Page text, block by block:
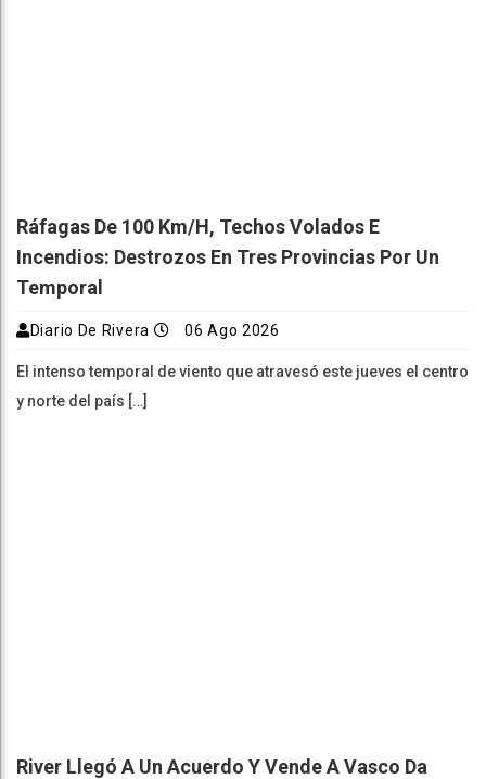
Ráfagas De 100 Km/h, Techos Volados E
Incendios: Destrozos En Tres Provincias Por Un
Temporal
Diario De Rivera 06 Ago 2026
El intenso temporal de viento que atravesó este jueves el centro
y norte del país […]
River Llegó A Un Acuerdo Y Vende A Vasco Da